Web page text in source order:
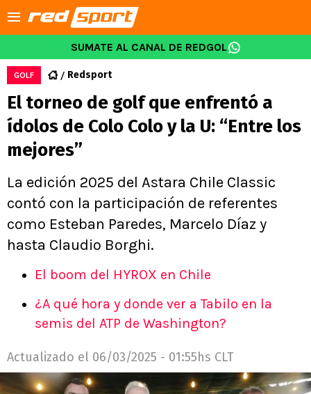
SUMATE AL CANAL DE REDGOL
GOLF Redsport
El torneo de golf que enfrentó a
ídolos de Colo Colo y la U: “Entre los
mejores”
La edición 2025 del Astara Chile Classic
contó con la participación de referentes
como Esteban Paredes, Marcelo Díaz y
hasta Claudio Borghi.
El boom del HYROX en Chile
¿A qué hora y donde ver a Tabilo en la
semis del ATP de Washington?
Actualizado el 06/03/2025 - 01:55hs CLT